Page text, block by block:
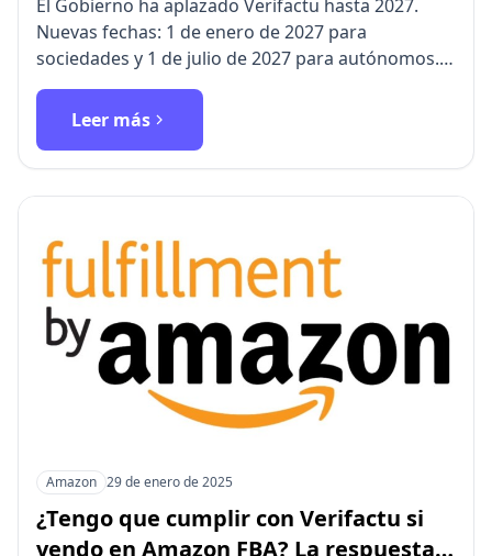
El Gobierno ha aplazado Verifactu hasta 2027.
Nuevas fechas: 1 de enero de 2027 para
sociedades y 1 de julio de 2027 para autónomos.
Motivos del retraso y re…
Leer más
Amazon 29 de enero de 2025
¿Tengo que cumplir con Verifactu si
vendo en Amazon FBA? La respuesta